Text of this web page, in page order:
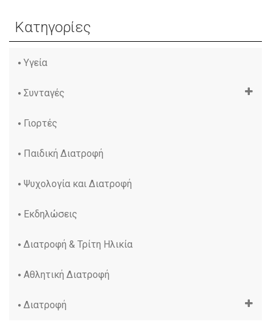
Κατηγορίες
Υγεία
Συνταγές
Γιορτές
Παιδική Διατροφή
Ψυχολογία και Διατροφή
Εκδηλώσεις
Διατροφή & Τρίτη Ηλικία
Αθλητική Διατροφή
Διατροφή